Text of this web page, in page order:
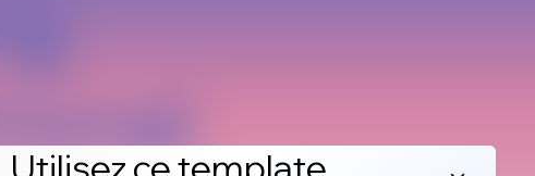
Utilisez ce template